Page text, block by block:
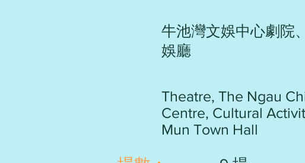
牛池灣文娛中心劇院
娛廳
Theatre, The Ngau
Centre, Cultural
Mun Town Hall